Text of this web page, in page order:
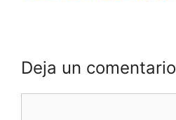
Deja un comentario